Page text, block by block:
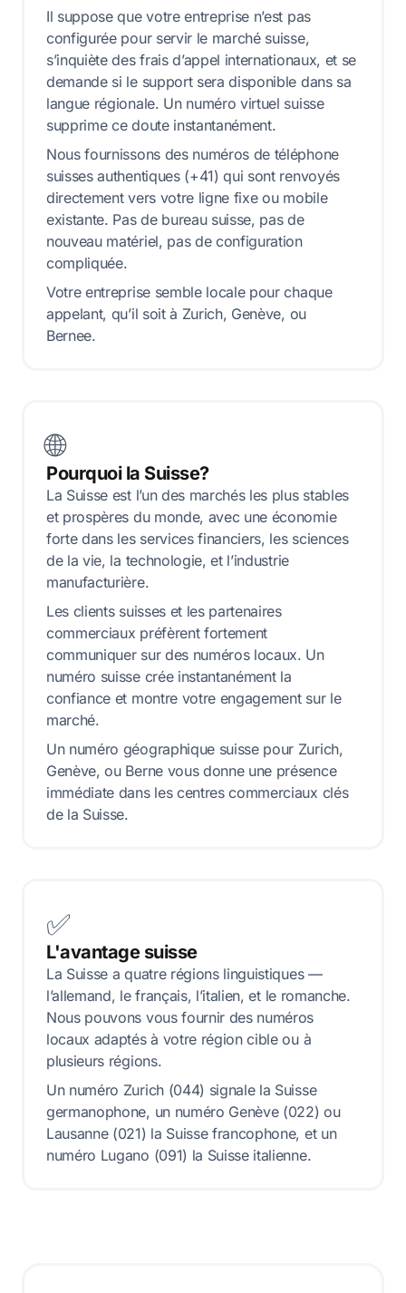
Il suppose que votre entreprise n’est pas
configurée pour servir le marché suisse,
s’inquiète des frais d’appel internationaux, et se
demande si le support sera disponible dans sa
langue régionale. Un numéro virtuel suisse
supprime ce doute instantanément.
Nous fournissons des numéros de téléphone
suisses authentiques (+41) qui sont renvoyés
directement vers votre ligne fixe ou mobile
existante. Pas de bureau suisse, pas de
nouveau matériel, pas de configuration
compliquée.
Votre entreprise semble locale pour chaque
appelant, qu’il soit à Zurich, Genève, ou
Bernee.
🌐
Pourquoi la Suisse?
La Suisse est l’un des marchés les plus stables
et prospères du monde, avec une économie
forte dans les services financiers, les sciences
de la vie, la technologie, et l’industrie
manufacturière.
Les clients suisses et les partenaires
commerciaux préfèrent fortement
communiquer sur des numéros locaux. Un
numéro suisse crée instantanément la
confiance et montre votre engagement sur le
marché.
Un numéro géographique suisse pour Zurich,
Genève, ou Berne vous donne une présence
immédiate dans les centres commerciaux clés
de la Suisse.
✅
L'avantage suisse
La Suisse a quatre régions linguistiques —
l’allemand, le français, l’italien, et le romanche.
Nous pouvons vous fournir des numéros
locaux adaptés à votre région cible ou à
plusieurs régions.
Un numéro Zurich (044) signale la Suisse
germanophone, un numéro Genève (022) ou
Lausanne (021) la Suisse francophone, et un
numéro Lugano (091) la Suisse italienne.